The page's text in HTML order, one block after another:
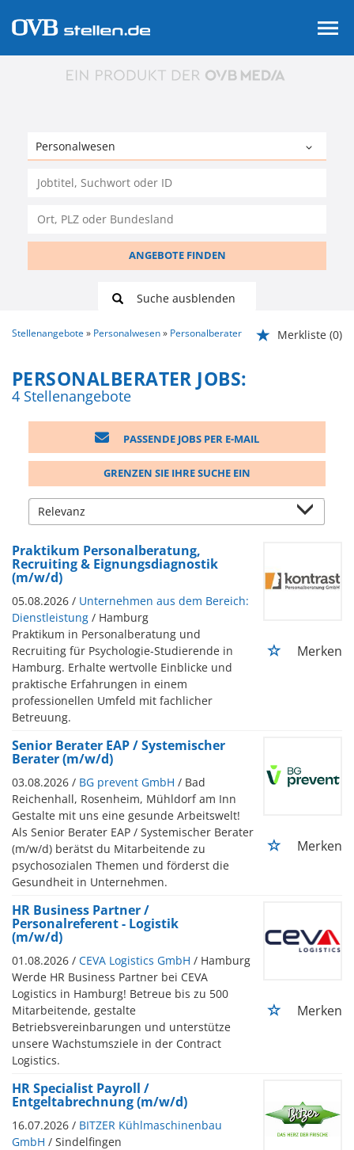
ANGEBOTE FINDEN
Suche ausblenden
Stellenangebote Personalwesen Personalberater Merkliste (0)
PERSONALBERATER JOBS:
4 Stellenangebote
PASSENDE JOBS PER E-MAIL
GRENZEN SIE IHRE SUCHE EIN
Praktikum Personalberatung,
Recruiting & Eignungsdiagnostik
(m/w/d)
05.08.2026 / Unternehmen aus dem Bereich:
Dienstleistung / Hamburg
Praktikum in Personalberatung und
Recruiting für Psychologie-Studierende in
Hamburg. Erhalte wertvolle Einblicke und
praktische Erfahrungen in einem
professionellen Umfeld mit fachlicher
Betreuung.
Merken
Senior Berater EAP / Systemischer
Berater (m/w/d)
03.08.2026 / BG prevent GmbH / Bad
Reichenhall, Rosenheim, Mühldorf am Inn
Gestalte mit uns eine gesunde Arbeitswelt!
Als Senior Berater EAP / Systemischer Berater
(m/w/d) berätst du Mitarbeitende zu
psychosozialen Themen und förderst die
Gesundheit in Unternehmen.
Merken
HR Business Partner /
Personalreferent - Logistik
(m/w/d)
01.08.2026 / CEVA Logistics GmbH / Hamburg
Werde HR Business Partner bei CEVA
Logistics in Hamburg! Betreue bis zu 500
Mitarbeitende, gestalte
Betriebsvereinbarungen und unterstütze
unsere Wachstumsziele in der Contract
Logistics.
Merken
HR Specialist Payroll /
Entgeltabrechnung (m/w/d)
16.07.2026 / BITZER Kühlmaschinenbau
GmbH / Sindelfingen